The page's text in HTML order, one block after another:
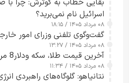
بقایی خطاب به گوترش: چرا با
اسرائیل نام نمی‌برید؟
۰۸ مرداد ۱۴۰۵ / ۱۸:۱۵
گفت‌وگوی تلفنی وزرای امور
۰۸ مرداد ۱۴۰۵ / ۱۳:۲۷
آخرین قیمت طلا، سکه ودلار8 مرداد1405
۰۸ مرداد ۱۴۰۵ / ۱۱:۳۴
نتانیاهو: گلوگاه‌های راهبردی